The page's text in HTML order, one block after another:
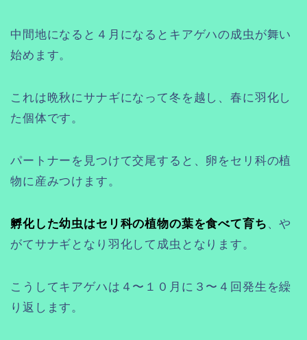
中間地になると４月になるとキアゲハの成虫が舞い
始めます。
これは晩秋にサナギになって冬を越し、春に羽化し
た個体です。
パートナーを見つけて交尾すると、卵をセリ科の植
物に産みつけます。
孵化した幼虫はセリ科の植物の葉を食べて育ち 、や
がてサナギとなり羽化して成虫となります。
こうしてキアゲハは４〜１０月に３〜４回発生を繰
り返します。